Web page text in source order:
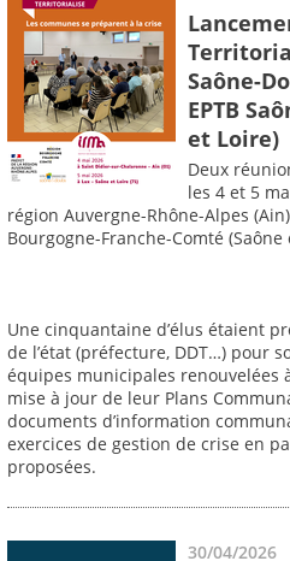
Saône-
EPTB
et Loire)
Deux
les 4 et 5
région Auvergne-Rhône-Alpes
Bourgogne-Franche-Comté (Saône
Une cinquantaine d’élus étaient
de l’état (préfecture, DDT…) pour
équipes municipales renouvelées
mise à jour de leur Plans
documents d’information
exercices de gestion de crise en
proposées.
30/04/2026